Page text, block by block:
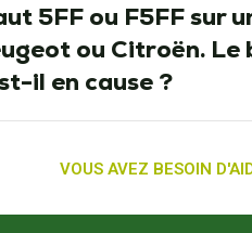
5FF ou F5FF sur
ou Citroën. Le
il en cause ?
VOUS AVEZ BESOIN